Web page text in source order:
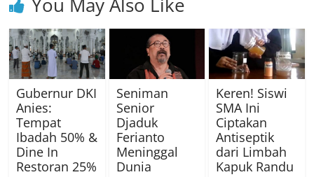
You May Also Like
Gubernur DKI
Anies:
Tempat
Ibadah 50% &
Dine In
Restoran 25%
Seniman
Senior
Djaduk
Ferianto
Meninggal
Dunia
Keren! Siswi
SMA Ini
Ciptakan
Antiseptik
dari Limbah
Kapuk Randu